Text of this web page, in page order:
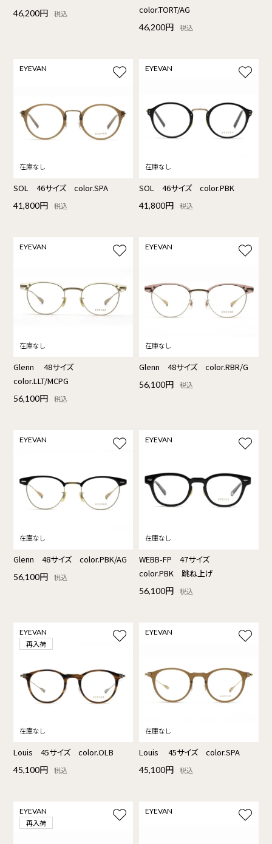
46,200円 税込
color.TORT/AG
46,200円 税込
EYEVAN
SOL 46サイズ color.SPA
41,800円 税込
EYEVAN
SOL 46サイズ color.PBK
41,800円 税込
EYEVAN
Glenn 48サイズ
color.LLT/MCPG
56,100円 税込
EYEVAN
Glenn 48サイズ color.RBR/G
56,100円 税込
EYEVAN
Glenn 48サイズ color.PBK/AG
56,100円 税込
EYEVAN
WEBB-FP 47サイズ
color.PBK 跳ね上げ
56,100円 税込
EYEVAN
再入荷
Louis 45サイズ color.OLB
45,100円 税込
EYEVAN
Louis 45サイズ color.SPA
45,100円 税込
EYEVAN
再入荷
EYEVAN